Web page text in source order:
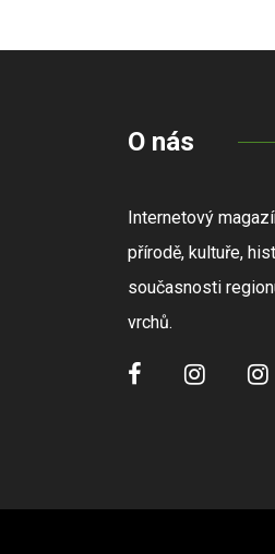
O nás
Internetový
přírodě, kultuře,
současnosti
vrchů.